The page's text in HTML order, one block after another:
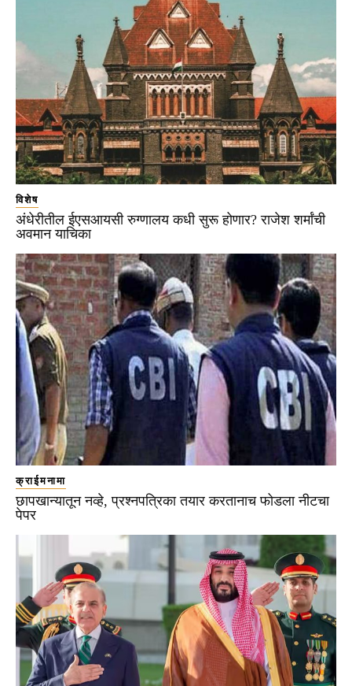
विशेष
अंधेरीतील ईएसआयसी रुग्णालय कधी सुरू होणार? राजेश शर्मांची
अवमान याचिका
क्राईमनामा
छापखान्यातून नव्हे, प्रश्नपत्रिका तयार करतानाच फोडला नीटचा
पेपर